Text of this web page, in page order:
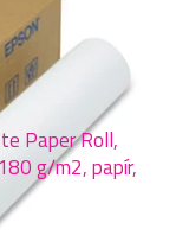
Paper Roll,
g/m2, papír,